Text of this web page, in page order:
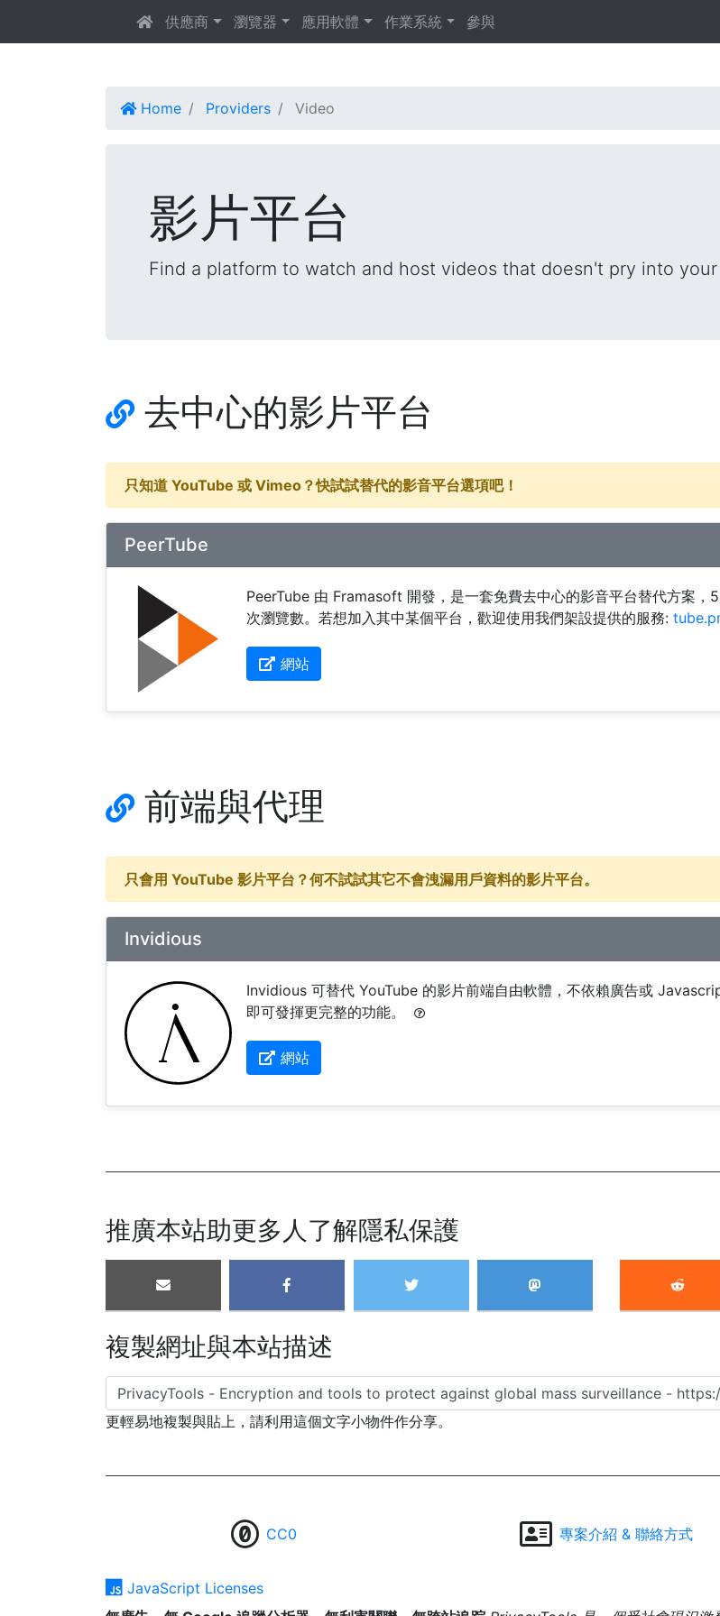
供應商 瀏覽器 應用軟體 作業系統 參與
Home Providers Video
影片平台
Find a platform to watch and host videos that doesn't pry into
去中心的影片平台
只知道 YouTube 或 Vimeo？快試試替代的影音平台選項吧！
PeerTube
PeerTube 由 Framasoft 開發，是一套免費去中心的影音平台替代方案
次瀏覽數。若想加入其中某個平台，歡迎使用我們架設提供的服務:
網站
前端與代理
只會用 YouTube 影片平台？何不試試其它不會洩漏用戶資料的影片平台。
Invidious
Invidious 可替代 YouTube 的影片前端自由軟體，不依賴廣告或
即可發揮更完整的功能。
網站
推廣本站助更多人了解隱私保護
複製網址與本站描述
更輕易地複製與貼上，請利用這個文字小物件作分享。
CC0 專案介紹 & 聯絡方式
JavaScript Licenses